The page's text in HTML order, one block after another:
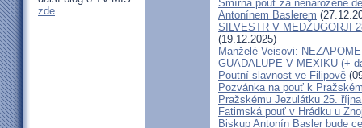
zde.
Smírná pouť za nenarozené
Antonínem Baslerem
SILVESTR V MEDŽUGORJI
(19.12.2025)
Manželé Veisovi:
GUADALUPE V MEXIKU (+
Poutní slavnost ve Filipově
Pozvánka na pouť k
Pražskému Jezulátku 25.
Fatimská pouť v Hrádku u
Biskup Antonín Basler bude